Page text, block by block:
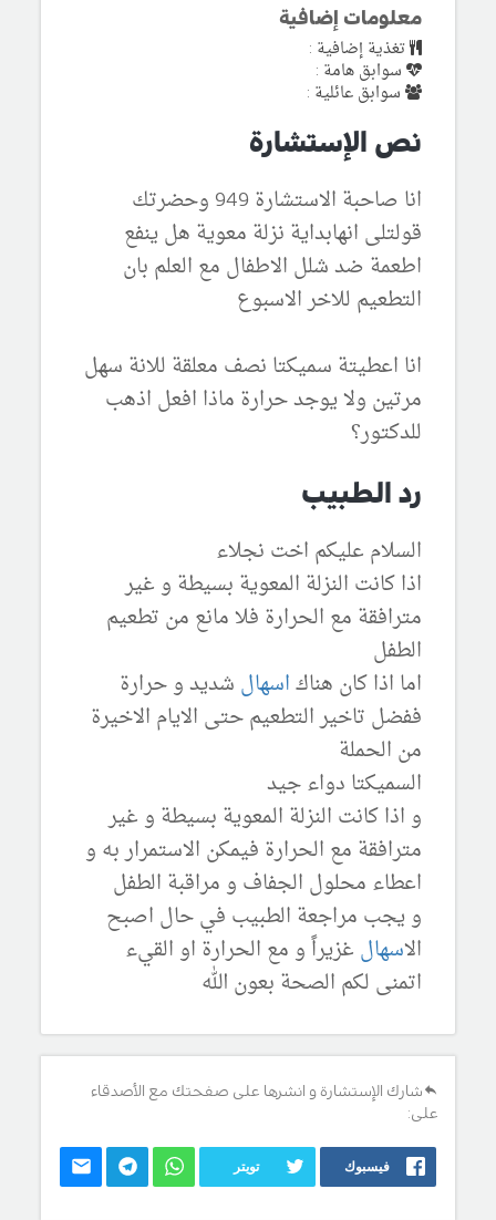
معلومات إضافية
تغذية إضافية :
سوابق هامة :
سوابق عائلية :
نص الإستشارة
انا صاحبة الاستشارة 949 وحضرتك
قولتلى انهابداية نزلة معوية هل ينفع
اطعمة ضد شلل الاطفال مع العلم بان
التطعيم للاخر الاسبوع
انا اعطيتة سميكتا نصف معلقة للانة سهل
مرتين ولا يوجد حرارة ماذا افعل اذهب
للدكتور؟
رد الطبيب
السلام عليكم اخت نجلاء
اذا كانت النزلة المعوية بسيطة و غير
مترافقة مع الحرارة فلا مانع من تطعيم
الطفل
اما اذا كان هناكاسهال شديد و حرارة
ففضل تاخير التطعيم حتى الايام الاخيرة
من الحملة
السميكتا دواء جيد
و اذا كانت النزلة المعوية بسيطة و غير
مترافقة مع الحرارة فيمكن الاستمرار به و
اعطاء محلول الجفاف و مراقبة الطفل
و يجب مراجعة الطبيب في حال اصبح
الاسهال غزيراً و مع الحرارة او القيء
اتمنى لكم الصحة بعون الله
شارك الإستشارة و انشرها على صفحتك مع الأصدقاء
على:
فيسبوك تويتر